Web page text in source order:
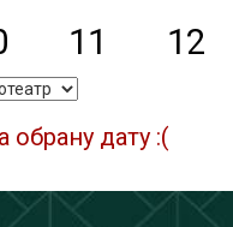
11 12
обрану дату :(